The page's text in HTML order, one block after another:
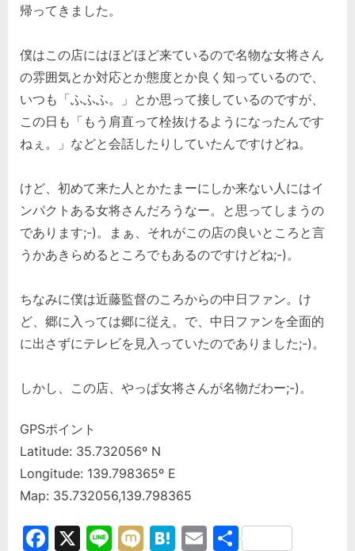
帰ってきました。
僕はこの店にはほどほど来ているので名物な女将さん
の雰囲気とか対応とか態度とか良く知っているので、
いつも「ふふふ。」とか思って接しているのですが、
この日も「もう肩直って栓抜けるようになったんです
ねぇ。」などと会話したりしていたんですけどね。
けど、初めて来た人とかたまーにしか来ない人にはイ
ンパクトある女将さんだろうなー。と思ってしまうの
であります;-)。まぁ、それがこの店の良いところと言
うかあきらめるところでもあるのですけどね;-)。
ちなみに僕は近藤監督のころからの中日ファン。け
ど、郷に入っては郷に従え。で、中日ファンを全面的
に出さずにテレビを見入っていたのでありました;-)。
しかし、この店、やっぱ女将さんが名物だわー;-)。
GPSポイント
Latitude: 35.732056º N
Longitude: 139.798365º E
Map: 35.732056,139.798365
Facebook
X LineMixiHatena
Email
共